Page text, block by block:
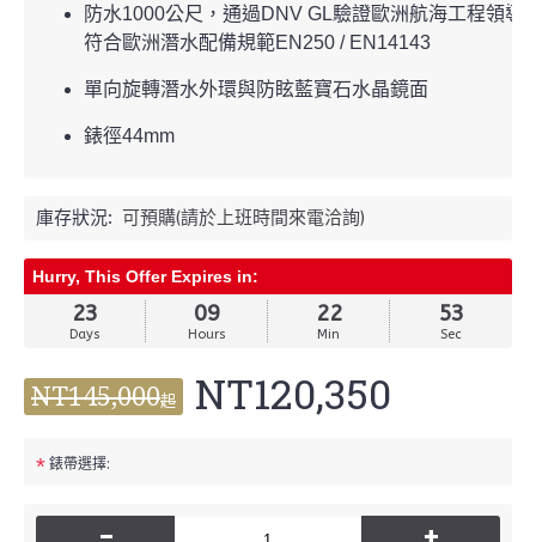
防水1000公尺，通過DNV GL驗證歐洲航海工程領導
符合歐洲潛水配備規範EN250 / EN14143
單向旋轉潛水外環與防眩藍寶石水晶鏡面
錶徑44mm
庫存狀況: 可預購(請於上班時間來電洽詢)
Hurry, This Offer Expires in:
23
Days
09
Hours
22
Min
52
Sec
NT145,000起 NT120,350
* 錶帶選擇: